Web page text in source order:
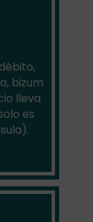
bizum
lleva
es